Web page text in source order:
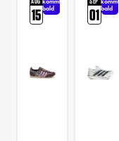
15bald
01bald